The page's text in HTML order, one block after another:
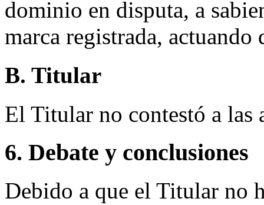
dominio en disputa, a
marca registrada, actuando
B. Titular
El Titular no contestó a las
6. Debate y conclusiones
Debido a que el Titular no